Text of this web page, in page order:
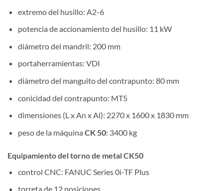
extremo del husillo: A2-6
potencia de accionamiento del husillo: 11 kW
diámetro del mandril: 200 mm
portaherramientas: VDI
diámetro del manguito del contrapunto: 80 mm
conicidad del contrapunto: MT5
dimensiones (L x An x Al): 2270 x 1600 x 1830 mm
peso de la máquina CK 50: 3400 kg
Equipamiento del torno de metal CK50
control CNC: FANUC Series 0i-TF Plus
torreta de 12 posiciones